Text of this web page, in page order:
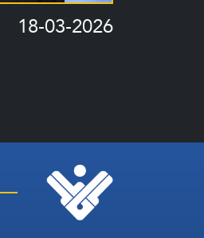
18-03-2026